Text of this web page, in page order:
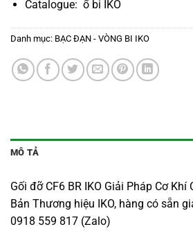
Catalogue: ổ bi IKO
Danh mục: BẠC ĐẠN - VÒNG BI IKO
MÔ TẢ
Gối đỡ CF6 BR IKO Giải Pháp Cơ
Bản Thương hiệu IKO, hàng có sẵn
0918 559 817 (Zalo)